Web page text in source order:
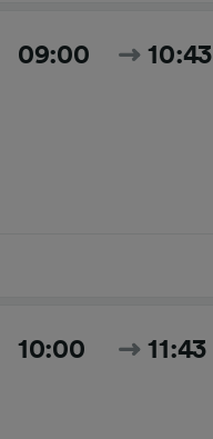
09:00 10:43
10:00 11:43